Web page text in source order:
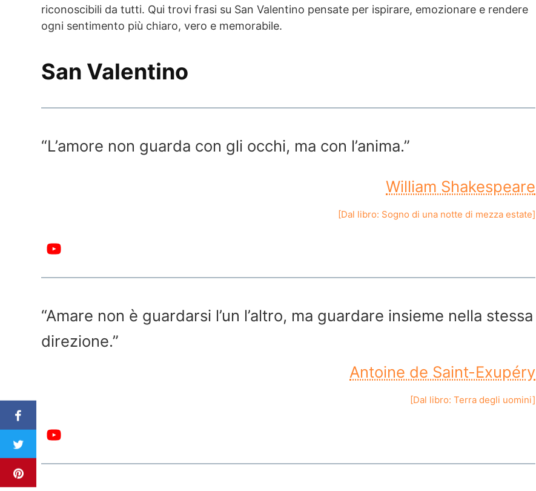
riconoscibili da tutti. Qui trovi frasi su San Valentino pensate per ispirare, emozionare e rendere
ogni sentimento più chiaro, vero e memorabile.
San Valentino
“L’amore non guarda con gli occhi, ma con l’anima.”
William Shakespeare
[Dal libro: Sogno di una notte di mezza estate]
“Amare non è guardarsi l’un l’altro, ma guardare insieme nella stessa
direzione.”
Antoine de Saint-Exupéry
[Dal libro: Terra degli uomini]